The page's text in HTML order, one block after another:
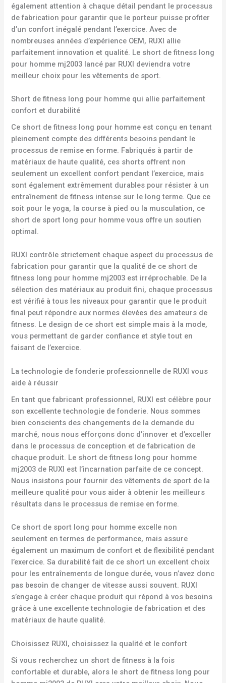
également attention à chaque détail pendant le processus
de fabrication pour garantir que le porteur puisse profiter
d’un confort inégalé pendant l’exercice. Avec de
nombreuses années d’expérience OEM, RUXI allie
parfaitement innovation et qualité. Le short de fitness long
pour homme mj2003 lancé par RUXI deviendra votre
meilleur choix pour les vêtements de sport.
Short de fitness long pour homme qui allie parfaitement
confort et durabilité
Ce short de fitness long pour homme est conçu en tenant
pleinement compte des différents besoins pendant le
processus de remise en forme. Fabriqués à partir de
matériaux de haute qualité, ces shorts offrent non
seulement un excellent confort pendant l’exercice, mais
sont également extrêmement durables pour résister à un
entraînement de fitness intense sur le long terme. Que ce
soit pour le yoga, la course à pied ou la musculation, ce
short de sport long pour homme vous offre un soutien
optimal.
RUXI contrôle strictement chaque aspect du processus de
fabrication pour garantir que la qualité de ce short de
fitness long pour homme mj2003 est irréprochable. De la
sélection des matériaux au produit fini, chaque processus
est vérifié à tous les niveaux pour garantir que le produit
final peut répondre aux normes élevées des amateurs de
fitness. Le design de ce short est simple mais à la mode,
vous permettant de garder confiance et style tout en
faisant de l’exercice.
La technologie de fonderie professionnelle de RUXI vous
aide à réussir
En tant que fabricant professionnel, RUXI est célèbre pour
son excellente technologie de fonderie. Nous sommes
bien conscients des changements de la demande du
marché, nous nous efforçons donc d’innover et d’exceller
dans le processus de conception et de fabrication de
chaque produit. Le short de fitness long pour homme
mj2003 de RUXI est l’incarnation parfaite de ce concept.
Nous insistons pour fournir des vêtements de sport de la
meilleure qualité pour vous aider à obtenir les meilleurs
résultats dans le processus de remise en forme.
Ce short de sport long pour homme excelle non
seulement en termes de performance, mais assure
également un maximum de confort et de flexibilité pendant
l’exercice. Sa durabilité fait de ce short un excellent choix
pour les entraînements de longue durée, vous n’avez donc
pas besoin de changer de vitesse aussi souvent. RUXI
s’engage à créer chaque produit qui répond à vos besoins
grâce à une excellente technologie de fabrication et des
matériaux de haute qualité.
Choisissez RUXI, choisissez la qualité et le confort
Si vous recherchez un short de fitness à la fois
confortable et durable, alors le short de fitness long pour